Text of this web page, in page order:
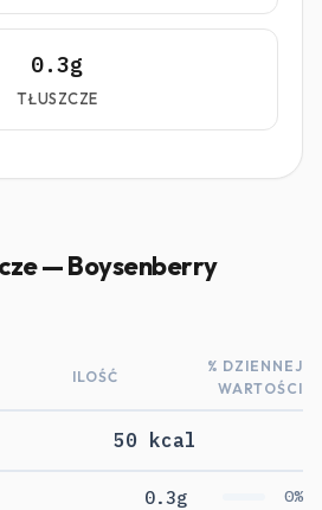
0.3g
TŁUSZCZE
— Boysenberry
ILOŚĆ
% DZIENNEJ
WARTOŚCI
50 kcal
0.3g 0%